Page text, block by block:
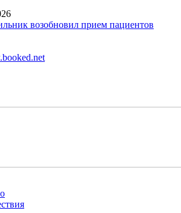
возобновил прием пациентов